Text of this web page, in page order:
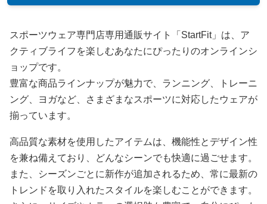
スポーツウェア専門店専用通販サイト「StartFit」は、ア
クティブライフを楽しむあなたにぴったりのオンラインシ
ョップです。
豊富な商品ラインナップが魅力で、ランニング、トレーニ
ング、ヨガなど、さまざまなスポーツに対応したウェアが
揃っています。
高品質な素材を使用したアイテムは、機能性とデザイン性
を兼ね備えており、どんなシーンでも快適に過ごせます。
また、シーズンごとに新作が追加されるため、常に最新の
トレンドを取り入れたスタイルを楽しむことができます。